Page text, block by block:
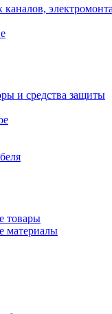
и средства защиты
товары
материалы